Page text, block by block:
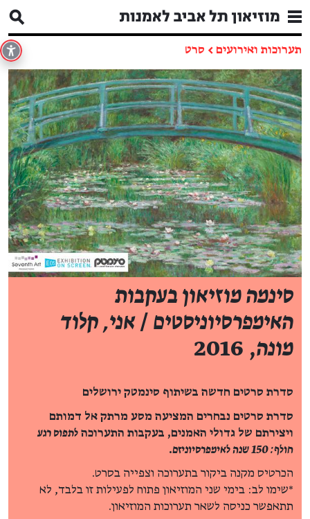
תערוכות ואירועים ← סרט
סינמה מוזיאון בעקבות
האימפרסיוניסטים /אני, קלוד
מונה, 2016
סדרת סרטים חדשה בשיתוף סינמטק ירושלים
סדרת סרטים נבחרים המציעה מסע מרתק אל דמותם
ויצירתם של גדולי האמנים, בעקבות התערוכה לתפוס רגע
חולף: 150 שנה לאימפרסיוניזם
.
הכרטיס מקנה ביקור בתערוכה וצפייה בסרט.
*שימו לב: בימי שני המוזיאון פתוח לפעילות זו בלבד, לא
תתאפשר כניסה לשאר תערוכות המוזיאון.